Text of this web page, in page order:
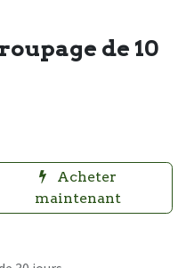
de 10
Acheter
maintenant